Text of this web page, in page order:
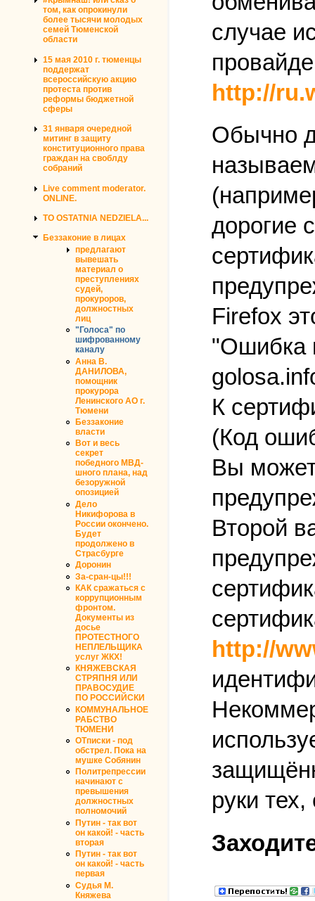
том, как опрокинули
более тысячи молодых
семей Тюменской
области
15 мая 2010 г. тюменцы
поддержат
всероссийскую акцию
протеста против
реформы бюджетной
сферы
31 января очередной
митинг в защиту
конституционного права
граждан на своблду
собраний
Live comment moderator.
ONLINE.
TO OSTATNIA NEDZIELA...
Беззаконие в лицах
предлагают
вывешать
материал о
преступлениях
судей,
прокуроров,
должностных
лиц
"Голоса" по
шифрованному
каналу
Анна В.
ДАНИЛОВА,
помощник
прокурора
Ленинского АО г.
Тюмени
Беззаконие
власти
Вот и весь
секрет
победного МВД-
шного плана, над
безоружной
опозицией
Дело
Никифорова в
России окончено.
Будет
продолжено в
Страсбурге
Доронин
За-сран-цы!!!
КАК сражаться с
коррупционным
фронтом.
Документы из
досье
ПРОТЕСТНОГО
НЕПЛЕЛЬЩИКА
услуг ЖКХ!
КНЯЖЕВСКАЯ
СТРЯПНЯ ИЛИ
ПРАВОСУДИЕ
ПО РОССИЙСКИ
КОММУНАЛЬНОЕ
РАБСТВО
ТЮМЕНИ
ОТписки - под
обстрел. Пока на
мушке Собянин
Политрепрессии
начинают с
превышения
должностных
полномочий
Путин - так вот
он какой! - часть
вторая
Путин - так вот
он какой! - часть
первая
Судья М.
Княжева
случае
http://
Обычно
дорогие
Firefox
"Ошибка
К
(Код
Вы
Второй
http://
руки